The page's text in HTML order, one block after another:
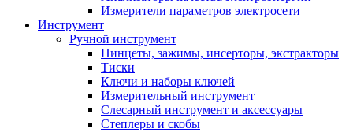
Измерители параметров электросети
Инструмент
Ручной инструмент
Пинцеты, зажимы, инсерторы, экстракторы
Тиски
Ключи и наборы ключей
Измерительный инструмент
Слесарный инструмент и аксессуары
Степлеры и скобы